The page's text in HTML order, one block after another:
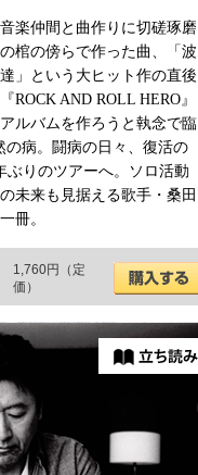
楽仲間と曲作りに切磋琢磨
棺の傍らで作った曲、「波
」という大ヒット作の直後
ROCK AND ROLL HERO』
ルバムを作ろうと執念で臨
の病。闘病の日々、復活の
ぶりのツアーへ。ソロ活動
未来も見据える歌手・桑田
冊。
1,760円（定
価）